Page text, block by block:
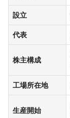
設立
代表
株主構成
工場所在地
生産開始